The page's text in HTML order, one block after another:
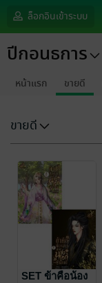
ล็อกอินเข้าระบบ
ปีกอนธการ
หน้าแรก ขายดี
ขายดี
SET ข้าคือน้อง